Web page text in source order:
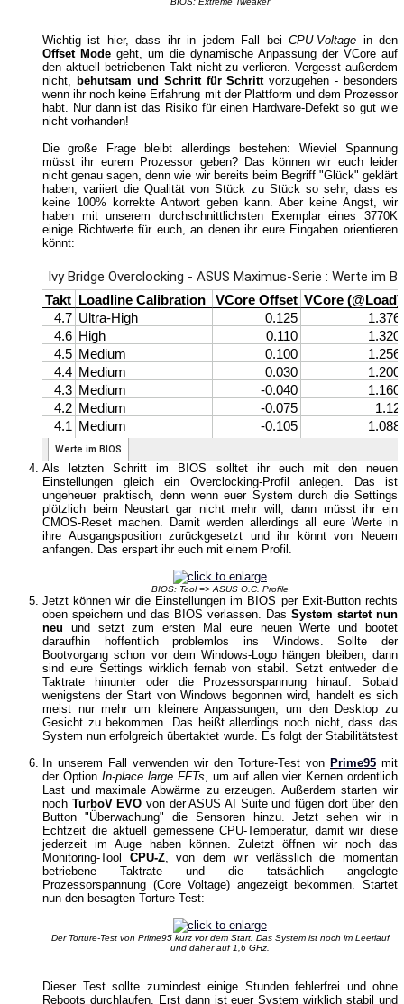
Wichtig ist hier, dass ihr in jedem Fall beiCPU-Voltage in den
Offset Mode geht, um die dynamische Anpassung der VCore auf
den aktuell betriebenen Takt nicht zu verlieren. Vergesst außerdem
nicht, behutsam und Schritt für Schrittvorzugehen - besonders
wenn ihr noch keine Erfahrung mit der Plattform und dem Prozessor
habt. Nur dann ist das Risiko für einen Hardware-Defekt so gut wie
nicht vorhanden!
Die große Frage bleibt allerdings bestehen: Wieviel Spannung
müsst ihr eurem Prozessor geben? Das können wir euch leider
nicht genau sagen, denn wie wir bereits beim Begriff "Glück" geklärt
haben, variiert die Qualität von Stück zu Stück so sehr, dass es
keine 100% korrekte Antwort geben kann. Aber keine Angst, wir
haben mit unserem durchschnittlichsten Exemplar eines 3770K
einige Richtwerte für euch, an denen ihr eure Eingaben orientieren
könnt:
Als letzten Schritt im BIOS solltet ihr euch mit den neuen
Einstellungen gleich ein Overclocking-Profil anlegen. Das ist
ungeheuer praktisch, denn wenn euer System durch die Settings
plötzlich beim Neustart gar nicht mehr will, dann müsst ihr ein
CMOS-Reset machen. Damit werden allerdings all eure Werte in
ihre Ausgangsposition zurückgesetzt und ihr könnt von Neuem
anfangen. Das erspart ihr euch mit einem Profil.
BIOS: Tool => ASUS O.C. Profile
Jetzt können wir die Einstellungen im BIOS per Exit-Button rechts
oben speichern und das BIOS verlassen. Das System startet nun
neu und setzt zum ersten Mal eure neuen Werte und bootet
daraufhin hoffentlich problemlos ins Windows. Sollte der
Bootvorgang schon vor dem Windows-Logo hängen bleiben, dann
sind eure Settings wirklich fernab von stabil. Setzt entweder die
Taktrate hinunter oder die Prozessorspannung hinauf. Sobald
wenigstens der Start von Windows begonnen wird, handelt es sich
meist nur mehr um kleinere Anpassungen, um den Desktop zu
Gesicht zu bekommen. Das heißt allerdings noch nicht, dass das
System nun erfolgreich übertaktet wurde. Es folgt der Stabilitätstest
In unserem Fall verwenden wir den Torture-Test von Prime95 mit
der Option In-place large FFTs , um auf allen vier Kernen ordentlich
Last und maximale Abwärme zu erzeugen. Außerdem starten wir
noch TurboV EVO von der ASUS AI Suite und fügen dort über den
Button "Überwachung" die Sensoren hinzu. Jetzt sehen wir in
Echtzeit die aktuell gemessene CPU-Temperatur, damit wir diese
jederzeit im Auge haben können. Zuletzt öffnen wir noch das
Monitoring-Tool CPU-Z, von dem wir verlässlich die momentan
betriebene Taktrate und die tatsächlich angelegte
Prozessorspannung (Core Voltage) angezeigt bekommen. Startet
nun den besagten Torture-Test:
Der Torture-Test von Prime95 kurz vor dem Start. Das System ist noch im Leerlauf
und daher auf 1,6 GHz.
Dieser Test sollte zumindest einige Stunden fehlerfrei und ohne
Reboots durchlaufen. Erst dann ist euer System wirklich stabil und